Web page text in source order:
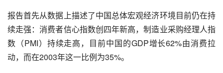
报告首先从数据上描述了中国总体宏观经济环境目前仍在持
续走强：消费者信心指数创四年新高，制造业采购经理人指
数（PMI）持续走高，目前中国的GDP增长62%由消费拉
动，而在2003年这一比例为35%。